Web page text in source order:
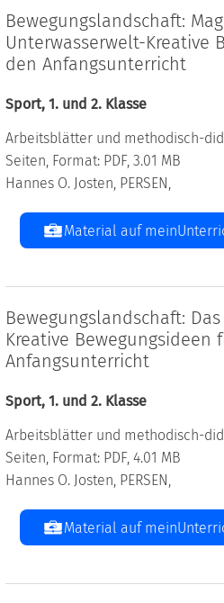
Bewegungslandschaft:
Unterwasserwelt-Kreative
den Anfangsunterricht
Sport, 1. und 2. Klasse
Arbeitsblätter und methodisch-
Seiten, Format: PDF, 3.01 MB
Hannes O. Josten, PERSEN,
Material auf
Bewegungslandschaft:
Kreative Bewegungsideen
Anfangsunterricht
Sport, 1. und 2. Klasse
Arbeitsblätter und methodisch-
Seiten, Format: PDF, 4.01 MB
Hannes O. Josten, PERSEN,
Material auf